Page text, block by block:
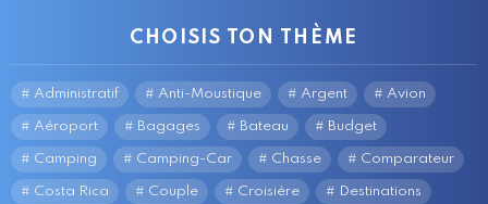
CHOISIS TON THÈME
Administratif Anti-Moustique Argent Avion
Aéroport Bagages Bateau Budget
Camping Camping-Car Chasse Comparateur
Costa Rica Couple Croisière Destinations